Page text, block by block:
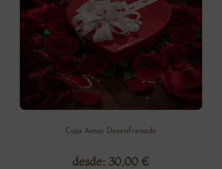
Caja Amor Desenfrenado
desde: 30,00 €